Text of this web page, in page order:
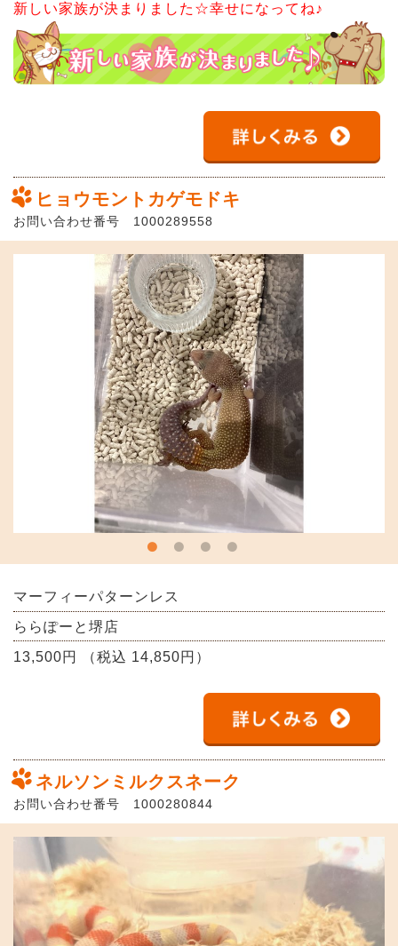
新しい家族が決まりました☆幸せになってね♪
ヒョウモントカゲモドキ
お問い合わせ番号 1000289558
マーフィーパターンレス
ららぽーと堺店
13,500円 （税込 14,850円）
ネルソンミルクスネーク
お問い合わせ番号 1000280844